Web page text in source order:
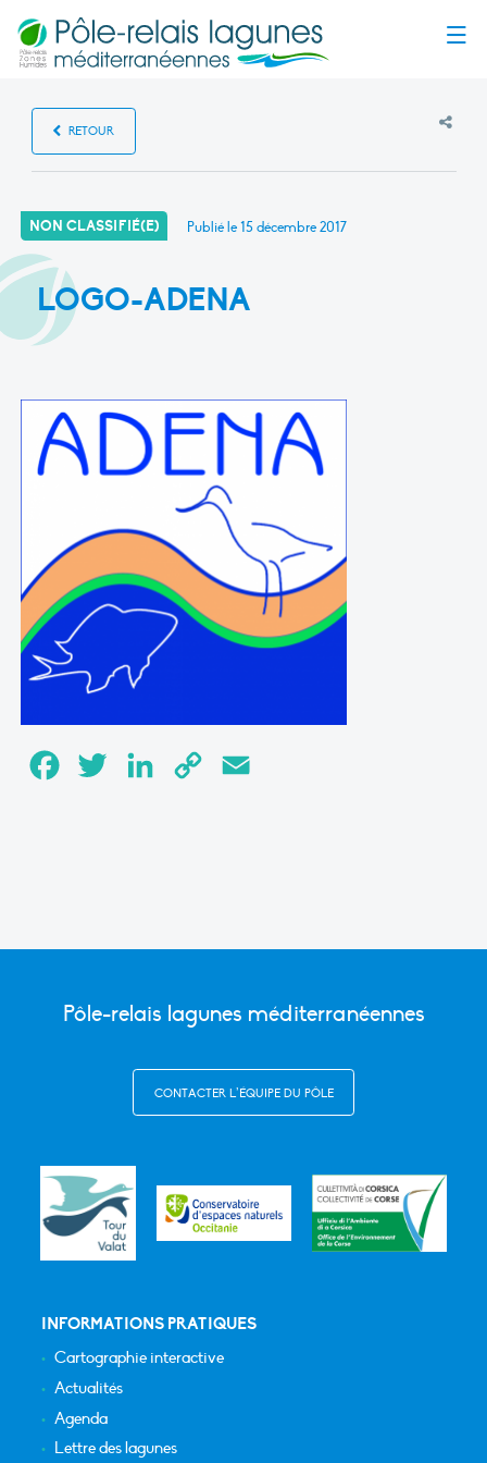
RETOUR
NON CLASSIFIÉ(E) Publié le15 décembre 2017
LOGO-ADENA
FacebookTwitter LinkedInCopy
Pôle-relais lagunes méditerranéennes
CONTACTER L’ÉQUIPE DU PÔLE
INFORMATIONS PRATIQUES
Cartographie interactive
Actualités
Agenda
Lettre des lagunes